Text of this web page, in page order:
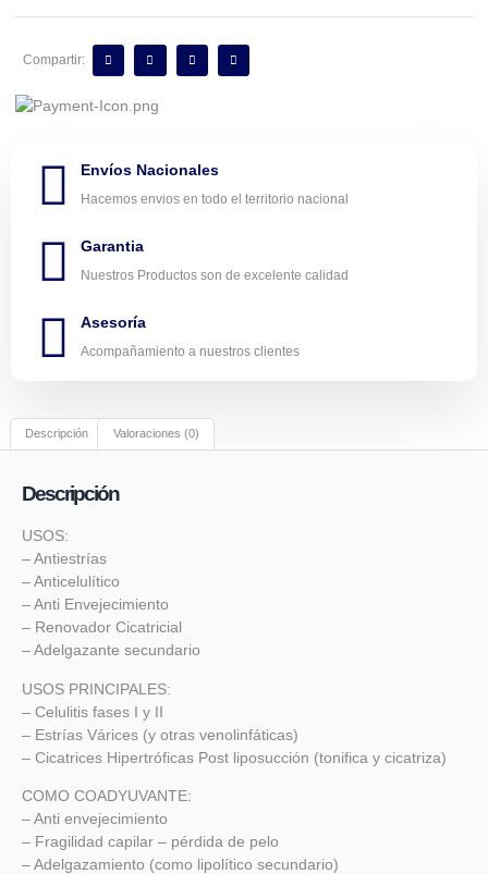
Compartir:
Envíos Nacionales
Hacemos envios en todo el territorio nacional
Garantia
Nuestros Productos son de excelente calidad
Asesoría
Acompañamiento a nuestros clientes
Descripción Valoraciones (0)
Descripción
USOS:
– Antiestrías
– Anticelulítico
– Anti Envejecimiento
– Renovador Cicatricial
– Adelgazante secundario
USOS PRINCIPALES:
– Celulitis fases I y II
– Estrías Várices (y otras venolinfáticas)
– Cicatrices Hipertróficas Post liposucción (tonifica y cicatriza)
COMO COADYUVANTE:
– Anti envejecimiento
– Fragilidad capilar – pérdida de pelo
– Adelgazamiento (como lipolítico secundario)